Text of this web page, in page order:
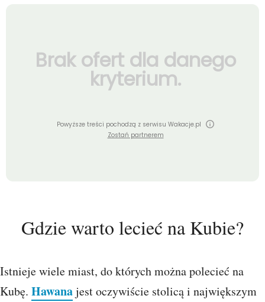
Brak ofert dla danego
kryterium.
Powyższe treści pochodzą z serwisu Wakacje.pl
Zostań partnerem
Gdzie warto lecieć na Kubie?
Istnieje wiele miast, do których można polecieć na
Kubę. Hawanajest oczywiście stolicą i największym